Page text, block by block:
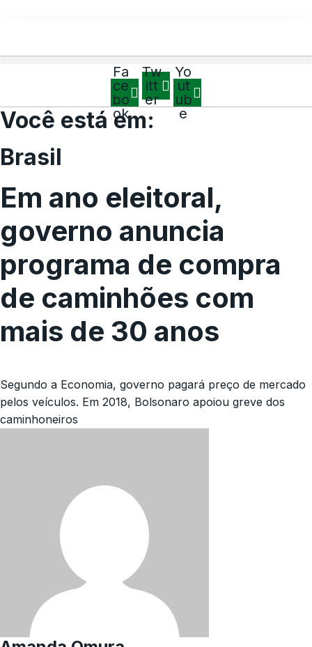
Fa
ce
bo
ok
Tw
itt
er
Yo
ut
ub
e
Você está em:
Brasil
Em ano eleitoral,
governo anuncia
programa de compra
de caminhões com
mais de 30 anos
Segundo a Economia, governo pagará preço de mercado
pelos veículos. Em 2018, Bolsonaro apoiou greve dos
caminhoneiros